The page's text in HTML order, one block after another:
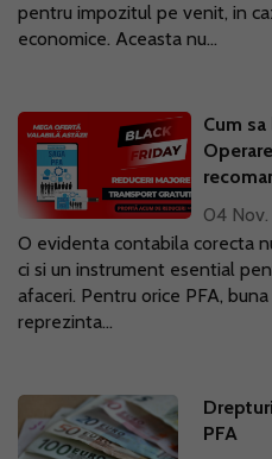
pentru impozitul pe venit, in
economice. Aceasta nu...
Cum
04
O evidenta contabila corecta
ci si un instrument esential
afaceri. Pentru orice PFA,
reprezinta...
PFA